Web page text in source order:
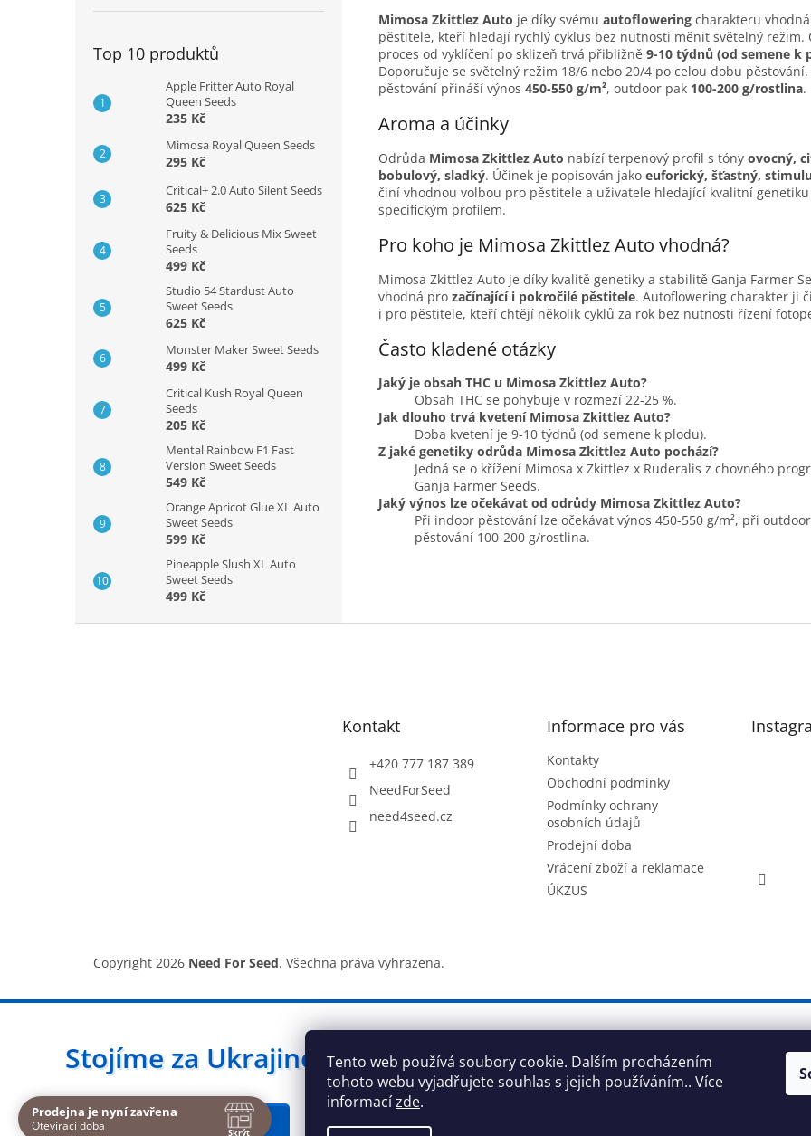
Tento web používá soubory cookie. Dalším procházením
tohoto webu vyjadřujete souhlas s jejich používáním.. Více
informacízde.
Top 10 produktů
Apple Fritter Auto Royal
Queen Seeds
235 Kč
Mimosa Royal Queen Seeds
295 Kč
Critical+ 2.0 Auto Silent Seeds
625 Kč
Fruity & Delicious Mix Sweet
Seeds
499 Kč
Studio 54 Stardust Auto
Sweet Seeds
625 Kč
Monster Maker Sweet Seeds
499 Kč
Critical Kush Royal Queen
Seeds
205 Kč
Mental Rainbow F1 Fast
Version Sweet Seeds
549 Kč
Orange Apricot Glue XL Auto
Sweet Seeds
599 Kč
Pineapple Slush XL Auto
Sweet Seeds
499 Kč
Mimosa Zkittlez Auto je díky svému autoflowering charakteru
pěstitele, kteří hledají rychlý cyklus bez nutnosti měnit světelný režim.
proces od vyklíčení po sklizeň trvá přibližně 9-10 týdnů (od semene k
Doporučuje se světelný režim 18/6 nebo 20/4 po celou dobu
pěstování přináší výnos 450-550 g/m², outdoor pak 100-200 g/rostlina.
Aroma a účinky
Odrůda Mimosa Zkittlez Auto nabízí terpenový profil s tóny ovocný,
bobulový, sladký. Účinek je popisován jako euforický, šťastný,
činí vhodnou volbou pro pěstitele a uživatele hledající kvalitní genetiku
specifickým profilem.
Pro koho je Mimosa Zkittlez Auto vhodná?
Mimosa Zkittlez Auto je díky kvalitě genetiky a stabilitě Ganja Farmer
vhodná pro začínající i pokročilé pěstitele. Autoflowering charakter ji
i pro pěstitele, kteří chtějí několik cyklů za rok bez nutnosti řízení
Často kladené otázky
Jaký je obsah THC u Mimosa Zkittlez Auto?
Obsah THC se pohybuje v rozmezí 22-25 %.
Jak dlouho trvá kvetení Mimosa Zkittlez Auto?
Doba kvetení je 9-10 týdnů (od semene k plodu).
Z jaké genetiky odrůda Mimosa Zkittlez Auto pochází?
Jedná se o křížení Mimosa x Zkittlez x Ruderalis z chovného
Ganja Farmer Seeds.
Jaký výnos lze očekávat od odrůdy Mimosa Zkittlez Auto?
Při indoor pěstování lze očekávat výnos 450-550 g/m², při outdoor
pěstování 100-200 g/rostlina.
Kontakt
+420 777 187 389
NeedForSeed
need4seed.cz
Informace pro vás
Kontakty
Obchodní podmínky
Podmínky ochrany
osobních údajů
Prodejní doba
Vrácení zboží a reklamace
ÚKZUS
Copyright 2026 Need For Seed. Všechna práva vyhrazena.
Prodejna je nyní zavřena
Otevírací doba
Skrýt
Navštivte nás osobně
Stojíme za Ukrajinou ❤️
Jak a čím pomoci »